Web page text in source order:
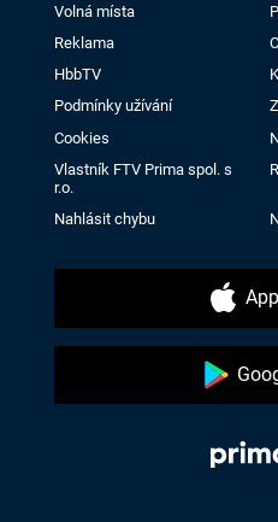
Volná místa
Reklama
HbbTV
Podmínky užívání
Cookies
Vlastník FTV Prima spol. s
r.o.
Nahlásit chybu